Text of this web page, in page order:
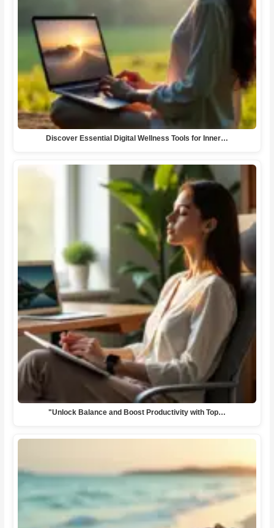
Discover Essential Digital Wellness Tools for Inner…
"Unlock Balance and Boost Productivity with Top…